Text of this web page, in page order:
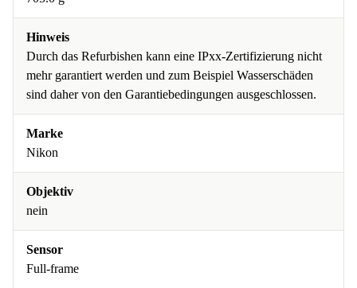
Hinweis
Durch das Refurbishen kann eine IPxx-Zertifizierung nicht
mehr garantiert werden und zum Beispiel Wasserschäden
sind daher von den Garantiebedingungen ausgeschlossen.
Marke
Nikon
Objektiv
nein
Sensor
Full-frame